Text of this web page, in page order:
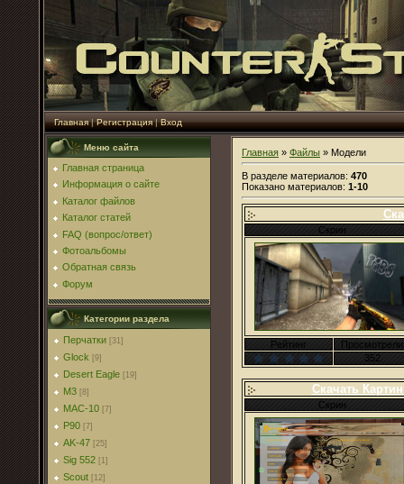
Главная|Регистрация|Вход
Меню сайта
Главная страница
Информация о сайте
Каталог файлов
Каталог статей
FAQ (вопрос/ответ)
Фотоальбомы
Обратная связь
Форум
Категории раздела
Перчатки [31]
Glock [9]
Desert Eagle [19]
M3 [8]
MAC-10 [7]
P90 [7]
AK-47 [25]
Sig 552 [1]
Scout [12]
Главная » Файлы » Модели
В разделе материалов: 470
Показано материалов: 1-10
Скрин
Рейтинг
Просмотрели
352
Скачать
Скрин